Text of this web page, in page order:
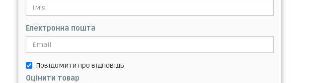
Електронна пошта
Повідомити про відповідь
Оцінити товар